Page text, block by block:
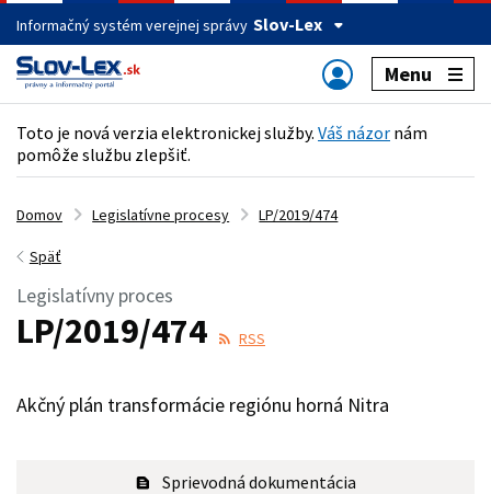
Informačný systém verejnej správy Slov-Lex
Menu
Toto je nová verzia elektronickej služby. Váš názor nám
pomôže službu zlepšiť.